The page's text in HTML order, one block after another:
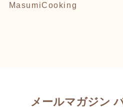
MasumiCooking
メールマガジン